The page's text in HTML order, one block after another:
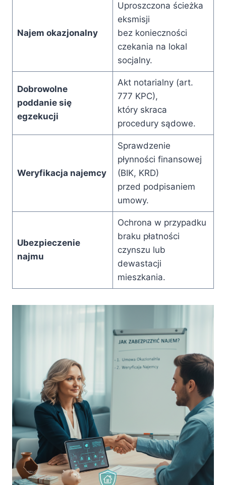
Najem okazjonalny
Uproszczona ścieżka
eksmisji
bez konieczności
czekania na lokal
socjalny.
Dobrowolne
poddanie się
egzekucji
Akt notarialny (art.
777 KPC),
który skraca
procedury sądowe.
Weryfikacja najemcy
Sprawdzenie
płynności finansowej
(BIK, KRD)
przed podpisaniem
umowy.
Ubezpieczenie
najmu
Ochrona w przypadku
braku płatności
czynszu lub
dewastacji
mieszkania.